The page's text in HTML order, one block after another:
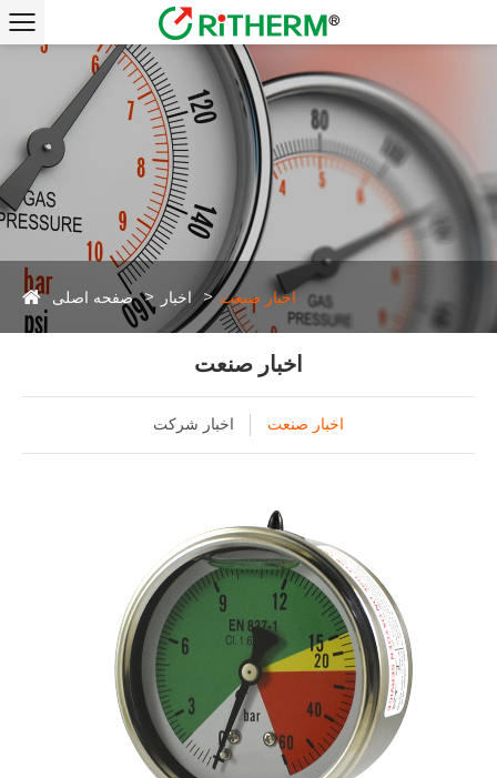
صفحه اصلی اخبار اخبار صنعت
اخبار صنعت
اخبار شرکت اخبار صنعت